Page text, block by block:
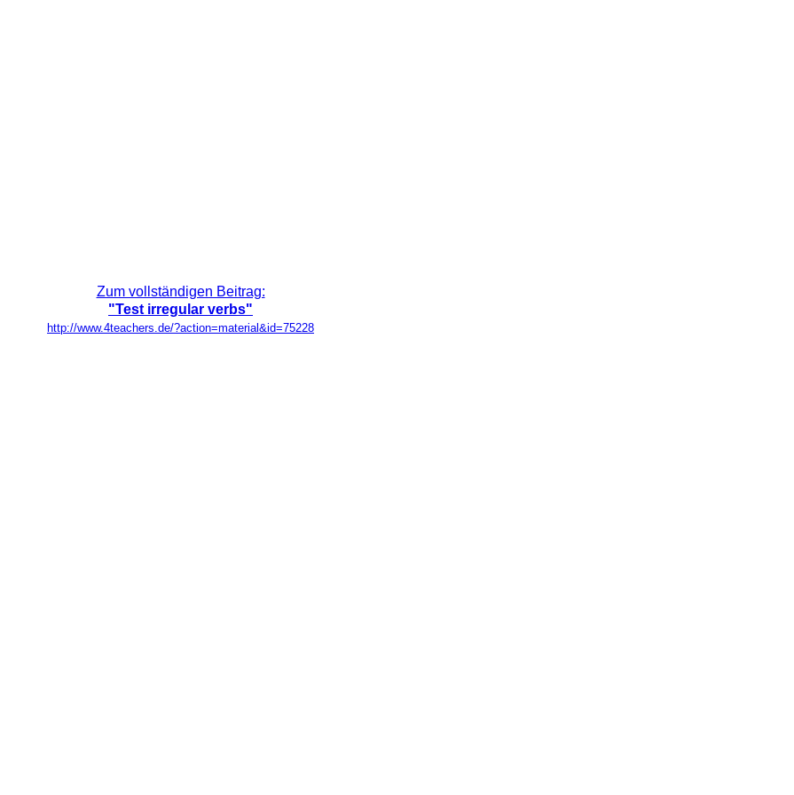
Zum vollständigen Beitrag:
"Test irregular verbs"
http://www.4teachers.de/?action=material&id=75228